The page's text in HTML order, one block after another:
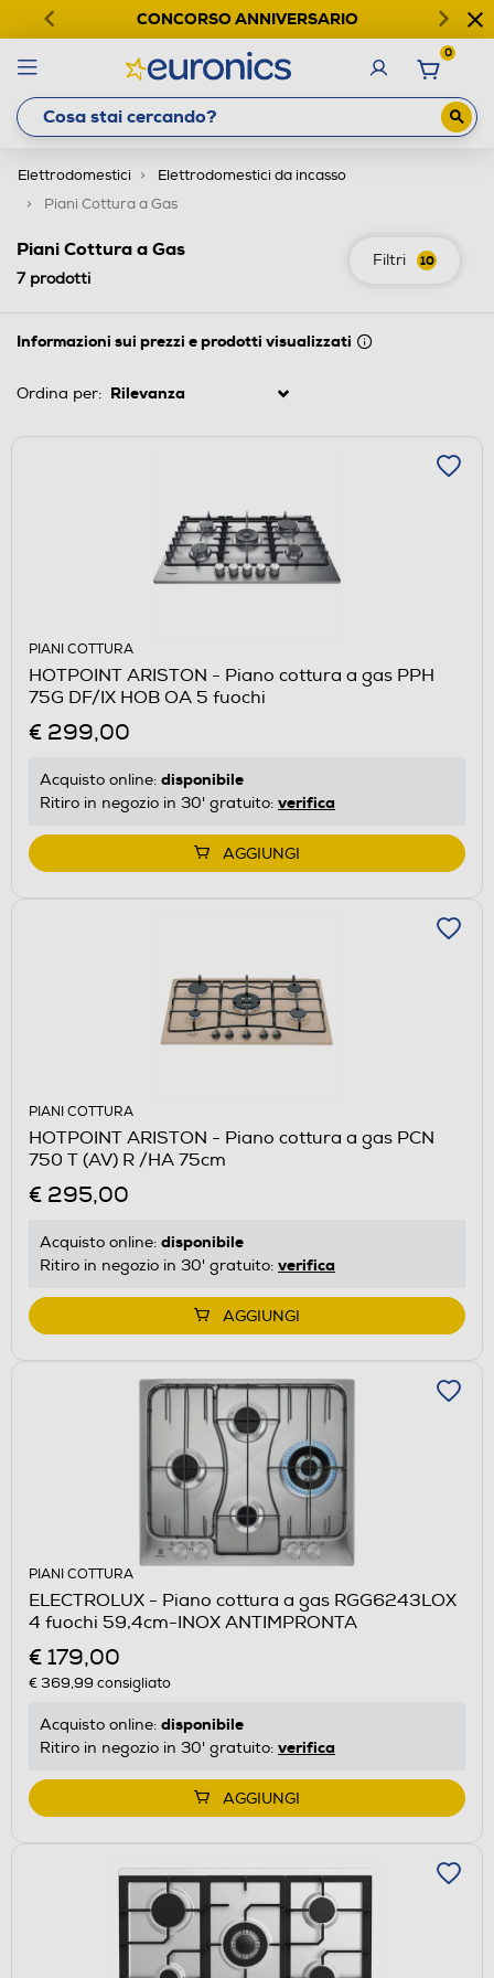
CONCORSO ANNIVERSARIO
0
Elettrodomestici
Elettrodomestici da incasso
Piani Cottura a Gas
Filtri 10
Piani Cottura a Gas
7prodotti
Informazioni sui prezzi e prodotti visualizzati
Ordina per:
PIANI COTTURA
HOTPOINT ARISTON - Piano cottura a gas PPH
75G DF/IX HOB OA 5 fuochi
€ 299,00
Acquisto online: disponibile
Ritiro in negozio in 30' gratuito: verifica
AGGIUNGI
PIANI COTTURA
HOTPOINT ARISTON - Piano cottura a gas PCN
750 T (AV) R /HA 75cm
€ 295,00
Acquisto online: disponibile
Ritiro in negozio in 30' gratuito: verifica
AGGIUNGI
PIANI COTTURA
ELECTROLUX - Piano cottura a gas RGG6243LOX
4 fuochi 59,4cm-INOX ANTIMPRONTA
€ 179,00
€ 369,99 consigliato
Acquisto online: disponibile
Ritiro in negozio in 30' gratuito: verifica
AGGIUNGI